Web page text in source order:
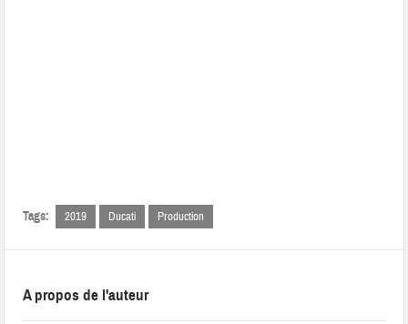
Tags: 2019 Ducati Production
A propos de l'auteur